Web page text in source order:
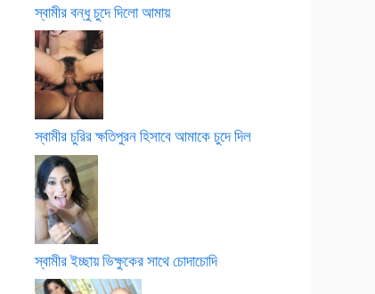
স্বামীর বন্ধু চুদে দিলো আমায়
স্বামীর চুরির ক্ষতিপুরন হিসাবে আমাকে চুদে দিল
স্বামীর ইচ্ছায় ভিক্ষুকের সাথে চোদাচোদি